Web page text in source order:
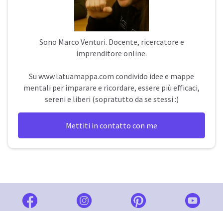
Sono Marco Venturi. Docente, ricercatore e
imprenditore online.
Su www.latuamappa.com condivido idee e mappe
mentali per imparare e ricordare, essere più efficaci,
sereni e liberi (sopratutto da se stessi :)
Mettiti in contatto con me